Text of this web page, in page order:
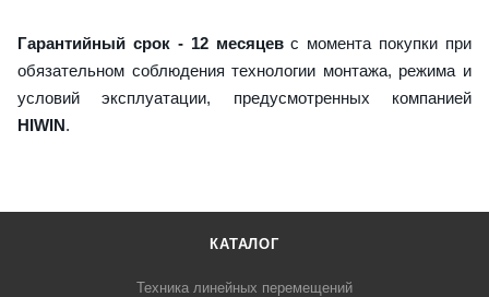
Гарантийный срок - 12 месяцевс момента покупки при
обязательном соблюдения технологии монтажа, режима и
условий эксплуатации, предусмотренных компанией
HIWIN.
КАТАЛОГ
Техника линейных перемещений